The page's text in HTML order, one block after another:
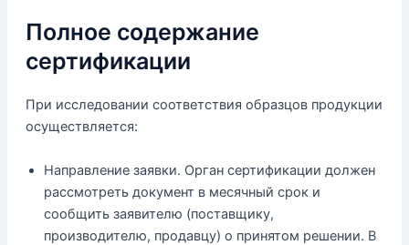
Полное содержание
сертификации
При исследовании соответствия образцов продукции
осуществляется:
Направление заявки. Орган сертификации должен
рассмотреть документ в месячный срок и
сообщить заявителю (поставщику,
производителю, продавцу) о принятом решении. В